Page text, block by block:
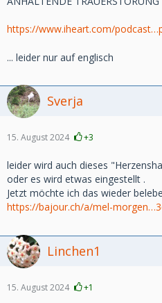
https://www.iheart.com/
... leider nur auf englisch
Sverja
15. August 2024 +3
leider wird auch dieses
oder es wird etwas eingestellt .
Jetzt möchte ich das wieder
https://bajour.ch/a/mel-
Linchen1
15. August 2024 +1